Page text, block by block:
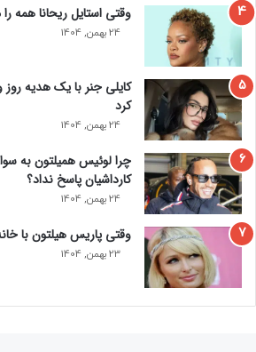
وقتی استایل ریحانا همه
24 بهمن, 1404
کایلی جنر با یک هدیه
کرد
24 بهمن, 1404
چرا لوئیس همیلتون به
کارداشیان پاسخ نداد؟
24 بهمن, 1404
وقتی پاریس هیلتون با
23 بهمن, 1404